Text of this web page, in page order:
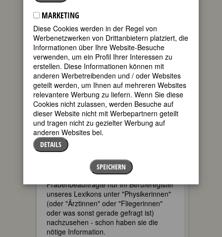
vielen: Ende 1998 bekam ich (LFP) ein
Fax von der Frauenbeauftragten einer
norddeutschen Stadt, ich möge ihr bitte
umgehend Kurzbiographien von einigen
Physikerinnen zurückfaxen. Der
Bauausschuß der Stadt wollte nämlich
vier neue Straßen nach Physikern
benennen, und sie kämpfte nun um
Physikerinnen-Benennung. In der Stadt
gab es unter 280 Straßen bis dahin
keine einzige, die nach einer Frau
benannt worden war. Anfang 1999 kam
die Erfolgsmeldung: Die Straßen wurden
benannt nach Marie Curie, Agnes
Pockels, Lise Meitner und Maria
Goeppert–Meyer.
Bei der nächsten Gelegenheit brauchen
Frauenbeauftragte nur im Beruferegister
unseres Lexikons unter "Physikerinnen"
(oder "Ärztinnen" oder "Fliegerinnen"
oder was sonst gerade gefragt ist)
nachzusehen - schon haben sie die
nötige Information.
MARKETING
Diese Cookies werden in der Regel von
Werbenetzwerken von Drittanbietern platziert, die
Informationen über Ihre Website-Besuche
verwenden, um ein Profil Ihrer Interessen zu
erstellen. Diese Informationen können mit
anderen Werbetreibenden und / oder Websites
geteilt werden, um Ihnen auf mehreren Websites
relevantere Werbung zu liefern. Wenn Sie diese
Cookies nicht zulassen, werden Besuche auf
dieser Website nicht mit Werbepartnern geteilt
und tragen nicht zu gezielter Werbung auf
anderen Websites bei.
DETAILS
SPEICHERN